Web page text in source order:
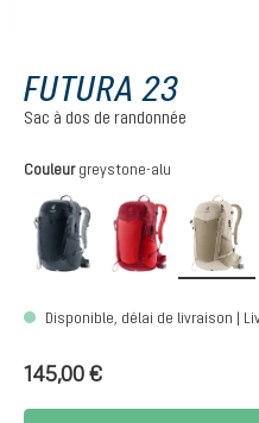
FUTURA 23
Sac à dos de randonnée
Sélectionnez
Couleur greystone-alu
black cherry-
Disponible, délai de livraison |
145,00 €